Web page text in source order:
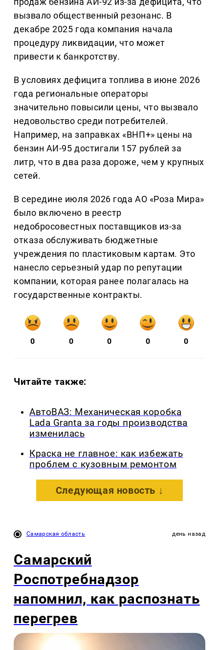
вызвало общественный резонанс. В
декабре 2025 года компания начала
процедуру ликвидации, что может
привести к банкротству.
В условиях дефицита топлива в июне 2026
года региональные операторы
значительно повысили цены, что вызвало
недовольство среди потребителей.
Например, на заправках «ВНП+» цены на
бензин АИ-95 достигали 157 рублей за
литр, что в два раза дороже, чем у крупных
сетей.
В середине июля 2026 года АО «Роза Мира»
было включено в реестр
недобросовестных поставщиков из-за
отказа обслуживать бюджетные
учреждения по пластиковым картам. Это
нанесло серьезный удар по репутации
компании, которая ранее полагалась на
государственные контракты.
0 0 0 0 0
Читайте также:
АвтоВАЗ: Механическая коробка
Lada Granta за годы производства
изменилась
Краска не главное: как избежать
проблем с кузовным ремонтом
Следующая новость ↓
Самарская область день назад
Самарский
Роспотребнадзор
напомнил, как распознать
перегрев